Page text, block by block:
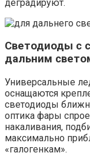
деградируют.
Светодиоды с
дальним
Универсальные
оснащаются
светодиоды
оптика фары
накаливания,
максимально
«галогенкам».